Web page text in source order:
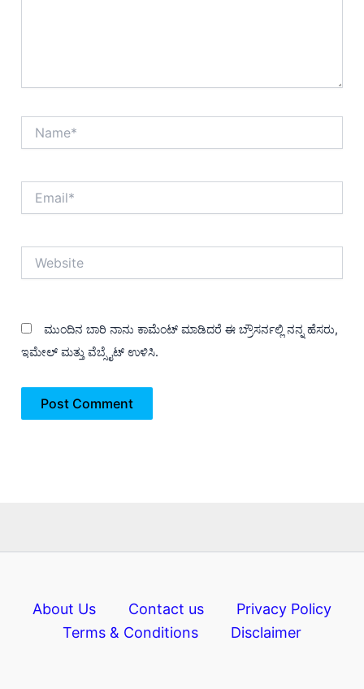
ಮುಂದಿನ ಬಾರಿ ನಾನು ಕಾಮೆಂಟ್ ಮಾಡಿದರೆ ಈ ಬ್ರೌಸರ್ನಲ್ಲಿ ನನ್ನ ಹೆಸರು,
ಇಮೇಲ್ ಮತ್ತು ವೆಬ್ಸೈಟ್ ಉಳಿಸಿ.
About Us Contact us
Privacy Policy
Terms & Conditions
Disclaimer